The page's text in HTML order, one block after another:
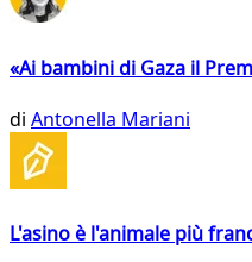
«Ai bambini di Gaza il
di Antonella Mariani
L'asino è l'animale più